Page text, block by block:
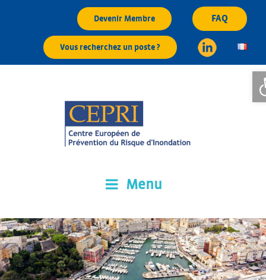
Devenir Membre FAQ
Vous recherchez un poste ?
Menu